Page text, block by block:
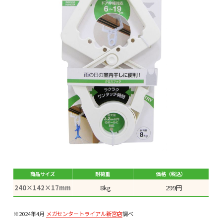
商品サイズ 耐荷重 価格（税込）
240×142×17mm 8kg 299円
※2024年4月 メガセンタートライアル新宮店調べ